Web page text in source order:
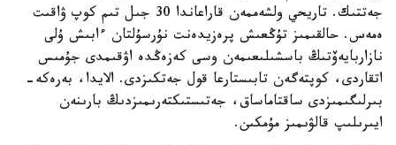
جەتتىك. تاريحي ولشەممەن قاراعاندا 30 جىل تىم كوپ ۋاقىت
ەمەس. حالقىمىز تۇڭعىش پرەزيدەنت نۇرسۇلتان ءابىش ۇلى
نازاربايەۆتىڭ باسشىلىعىمەن وسى كەزەڭدە اۋقىمدى جۇمىس
اتقاردى، كوپتەگەن تابىستارعا قول جەتكىزدى. الايدا، بەرەكە-
بىرلىگىمىزدى ساقتاماساق، جەتىستىكتەرىمىزدىڭ بارىنەن
ايىرىلىپ قالۋىمىز مۇمكىن.